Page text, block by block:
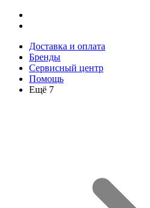
Доставка и оплата
Бренды
Сервисный центр
Помощь
Ещё 7